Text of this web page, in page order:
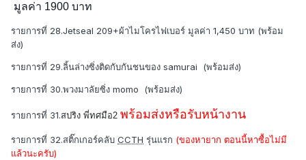
มูลค่า 1900 บาท
รายการที่ 28.Jetseal 209+ผ้าไมโครไฟเบอร์ มูลค่า 1,450 บาท (พร้อม
ส่ง)
รายการที่ 29.ลิ้นล่างซิ่งติดกับกันชนของ samurai (พร้อมส่ง)
รายการที่ 30.พวงมาลัยซิ่ง momo (พร้อมส่ง)
รายการที่ 31.สปริง พี่ทศมือ2 พร้อมส่งหรือรับหน้างาน
รายการที่ 32.สติ๊กเกอร์คลับ CCTH รุ่นแรก (ของหายาก ตอนนี้หาซื้อไม่มี
แล้วนะครับ)